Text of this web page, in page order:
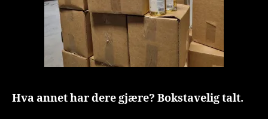
Hva annet har dere gjære? Bokstavelig talt.